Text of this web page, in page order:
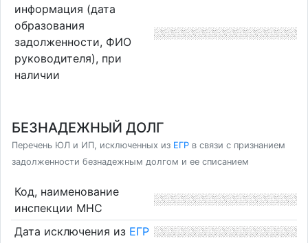
информация (дата
образования
задолженности, ФИО
руководителя), при
наличии
БЕЗНАДЕЖНЫЙ ДОЛГ
Перечень ЮЛ и ИП, исключенных из ЕГР в связи с признанием
задолженности безнадежным долгом и ее списанием
Код, наименование
инспекции МНС
Дата исключения из ЕГР